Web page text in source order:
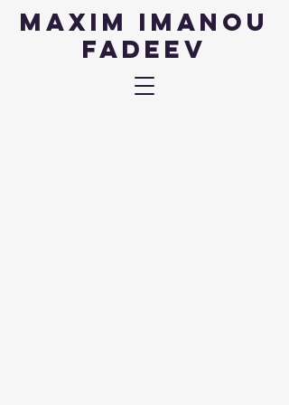
Maxim IMANOU
fadeev